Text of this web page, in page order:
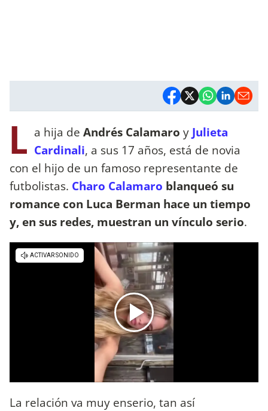
L a hija de Andrés Calamaro y Julieta
Cardinali, a sus 17 años, está de novia
con el hijo de un famoso representante de
futbolistas. Charo Calamaro blanqueó su
romance con Luca Berman hace un tiempo
y, en sus redes, muestran un vínculo serio.
La relación va muy enserio, tan así